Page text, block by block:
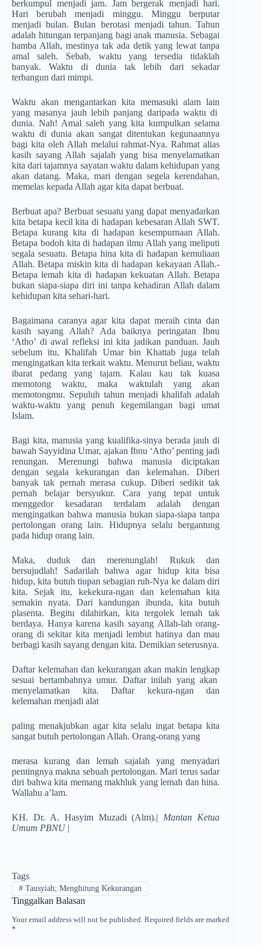
berkumpul menjadi jam. Jam bergerak menjadi hari.
Hari berubah menjadi minggu. Minggu berputar
menjadi bulan. Bulan berotasi menjadi tahun. Tahun
adalah hitungan terpanjang bagi anak manusia. Sebagai
hamba Allah, mestinya tak ada detik yang lewat tanpa
amal saleh. Sebab, waktu yang tersedia tidaklah
banyak. Waktu di dunia tak lebih dari sekadar
terbangun dari mimpi.
Waktu akan mengantarkan kita memasuki alam lain
yang masanya jauh lebih panjang daripada waktu di
dunia. Nah! Amal saleh yang kita kumpulkan selama
waktu di dunia akan sangat ditentukan kegunaannya
bagi kita oleh Allah melalui rahmat-Nya. Rahmat alias
kasih sayang Allah sajalah yang bisa menyelamatkan
kita dari tajamnya sayatan waktu dalam kehidupan yang
akan datang. Maka, mari dengan segela kerendahan,
memelas kepada Allah agar kita dapat berbuat.
Berbuat apa? Berbuat sesuatu yang dapat menyadarkan
kita betapa kecil kita di hadapan kebesaran Allah SWT.
Betapa kurang kita di hadapan kesempurnaan Allah.
Betapa bodoh kita di hadapan ilmu Allah yang meliputi
segala sesuatu. Betapa hina kita di hadapan kemuliaan
Allah. Betapa miskin kita di hadapan kekayaan Allah.­
Betapa lemah kita di hadapan kekuatan Allah. Betapa
bukan siapa-siapa diri ini tanpa kehadiran Allah dalam
kehidupan kita sehari-hari.
Bagaimana caranya agar kita dapat meraih cinta dan
kasih sayang Allah? Ada baiknya peringatan Ibnu
‘Atho’ di awal refleksi ini kita jadikan panduan. Jauh
sebelum itu, Khalifah Umar bin Khattab juga telah
mengingatkan kita terkait waktu. Menurut beliau, waktu
ibarat pedang yang tajam. Kalau kau tak kuasa
memotong waktu, maka waktulah yang akan
memotongmu. Sepuluh tahun menjadi khalifah adalah
waktu-waktu yang penuh kegemilangan bagi umat
Islam.
Bagi kita, manusia yang kualifika-sinya berada jauh di
bawah Sayyidina Umar, ajakan Ibnu ‘Atho’ penting jadi
renungan. Merenungi bahwa manusia diciptakan
dengan segala kekurangan dan kelemahan. Diberi
banyak tak pernah merasa cukup. Diberi sedikit tak
pernah belajar bersyukur. Cara yang tepat untuk
menggedor kesadaran terdalam adalah dengan
mengingatkan bahwa manusia bukan siapa-siapa tanpa
pertolongan orang lain. Hidupnya selalu bergantung
pada hidup orang lain.
Maka, duduk dan merenunglah! Rukuk dan
bersujudlah! Sadarilah bahwa agar hidup kita bisa
hidup, kita butuh tiupan sebagian ruh-Nya ke dalam diri
kita. Sejak itu, kekekura-ngan dan kelemahan kita
semakin nyata. Dari kandungan ibunda, kita butuh
plasenta. Begitu dilahirkan, kita tergolek lemah tak
berdaya. Hanya karena kasih sayang Allah-lah orang-
orang di sekitar kita menjadi lembut hatinya dan mau
berbagi kasih sayang dengan kita. Demikian seterusnya.
Daftar kelemahan dan kekurangan akan makin lengkap
sesuai bertambahnya umur. Daftar inilah yang akan
menyelamatkan kita. Daftar kekura-ngan dan
kelemahan menjadi alat
paling menakjubkan agar kita selalu ingat betapa kita
sangat butuh pertolongan Allah. Orang-orang yang
merasa kurang dan lemah sajalah yang menyadari
pentingnya makna sebuah pertolongan. Mari terus sadar
diri bahwa kita memang makhluk yang lemah dan hina.
Wallahu a’lam.
KH. Dr. A. Hasyim Muzadi (Alm).| Mantan Ketua
Umum PBNU |
Tags
#Tausyiah; Menghitung Kekurangan
Tinggalkan Balasan
Your email address will not be published. Required fields are marked
*